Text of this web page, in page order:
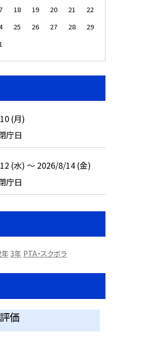
18 19 20 21
22
25 26 27 28
29
(月)
庁日
(水) ～ 2026/8/14 (金)
庁日
年 3年 PTA・スクボラ
価